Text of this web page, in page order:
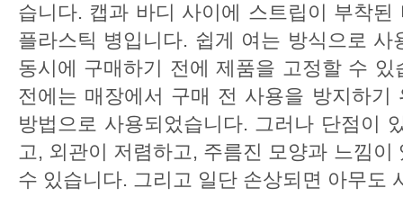
습니다. 캡과 바디 사이에 스트립이 부착
플라스틱 병입니다. 쉽게 여는 방식으로
동시에 구매하기 전에 제품을 고정할 수
전에는 매장에서 구매 전 사용을 방지하기
방법으로 사용되었습니다. 그러나 단점이
고, 외관이 저렴하고, 주름진 모양과 느낌이
수 있습니다. 그리고 일단 손상되면 아무도